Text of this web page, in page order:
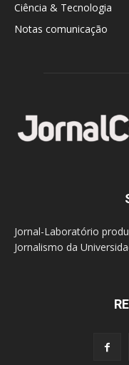
Ciência & Tecnologia
Notas comunicação
Jornal-Laboratório
Jornalismo da